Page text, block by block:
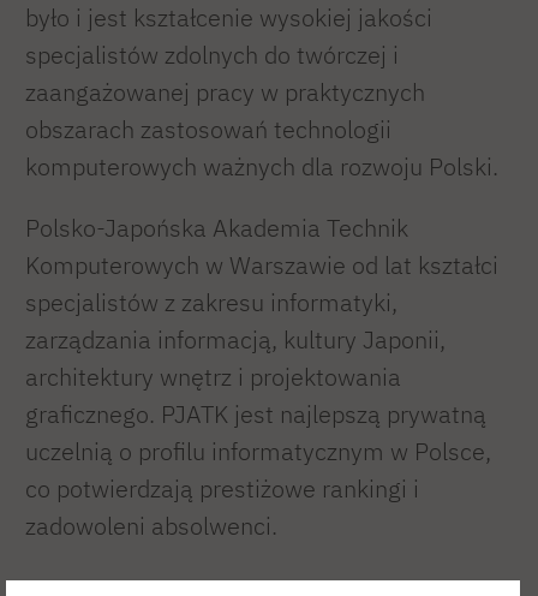
było i jest kształcenie wysokiej jakości
specjalistów zdolnych do twórczej i
zaangażowanej pracy w praktycznych
obszarach zastosowań technologii
komputerowych ważnych dla rozwoju Polski.
Polsko-Japońska Akademia Technik
Komputerowych w Warszawie od lat kształci
specjalistów z zakresu informatyki,
zarządzania informacją, kultury Japonii,
architektury wnętrz i projektowania
graficznego. PJATK jest najlepszą prywatną
uczelnią o profilu informatycznym w Polsce,
co potwierdzają prestiżowe rankingi i
zadowoleni absolwenci.